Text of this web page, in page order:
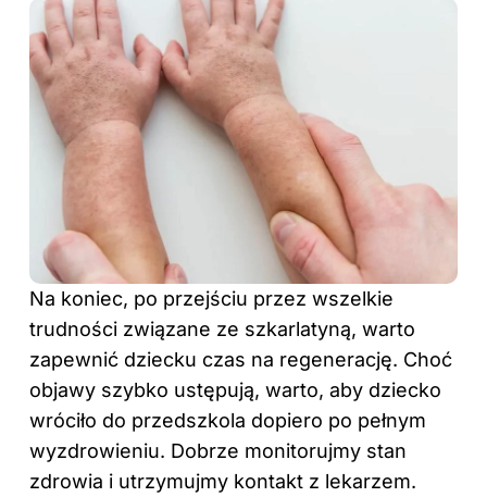
Na koniec, po przejściu przez wszelkie
trudności związane ze szkarlatyną, warto
zapewnić dziecku czas na regenerację. Choć
objawy szybko ustępują, warto, aby dziecko
wróciło do przedszkola dopiero po pełnym
wyzdrowieniu. Dobrze monitorujmy stan
zdrowia i utrzymujmy kontakt z lekarzem.